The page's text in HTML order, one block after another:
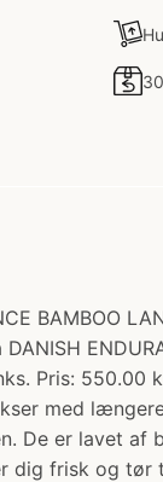
BAMBOO
DANISH
Pris: 550.00
med
De er lavet af
dig frisk og